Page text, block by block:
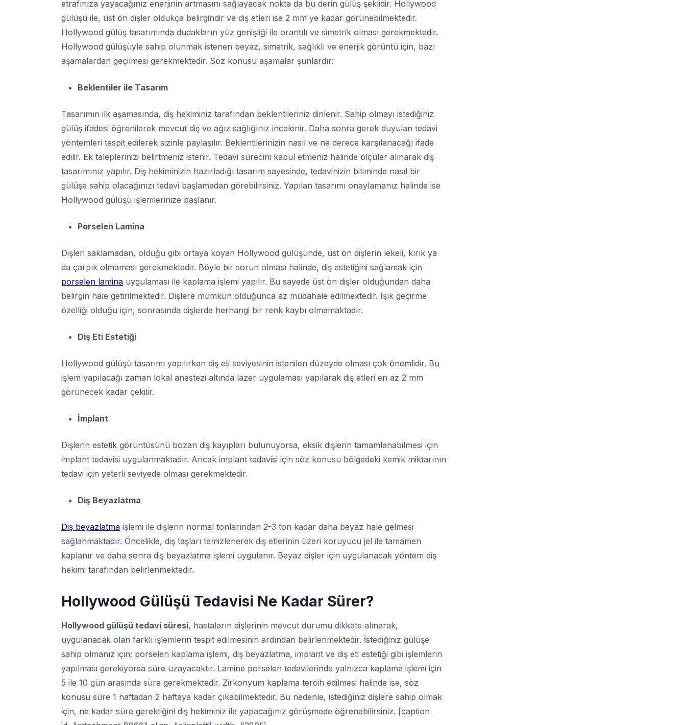
etrafınıza yayacağınız enerjinin artmasını sağlayacak nokta da bu derin gülüş şeklidir. Hollywood
gülüşü ile, üst ön dişler oldukça belirgindir ve diş etleri ise 2 mm'ye kadar görünebilmektedir.
Hollywood gülüş tasarımında dudakların yüz genişliği ile orantılı ve simetrik olması gerekmektedir.
Hollywood gülüşüyle sahip olunmak istenen beyaz, simetrik, sağlıklı ve enerjik görüntü için, bazı
aşamalardan geçilmesi gerekmektedir. Söz konusu aşamalar şunlardır:
Beklentiler ile Tasarım
Tasarımın ilk aşamasında, diş hekiminiz tarafından beklentileriniz dinlenir. Sahip olmayı istediğiniz
gülüş ifadesi öğrenilerek mevcut diş ve ağız sağlığınız incelenir. Daha sonra gerek duyulan tedavi
yöntemleri tespit edilerek sizinle paylaşılır. Beklentilerinizin nasıl ve ne derece karşılanacağı ifade
edilir. Ek taleplerinizi belirtmeniz istenir. Tedavi sürecini kabul etmeniz halinde ölçüler alınarak diş
tasarımınız yapılır. Diş hekiminizin hazırladığı tasarım sayesinde, tedavinizin bitiminde nasıl bir
gülüşe sahip olacağınızı tedavi başlamadan görebilirsiniz. Yapılan tasarımı onaylamanız halinde ise
Hollywood gülüşü işlemlerinize başlanır.
Porselen Lamina
Dişleri saklamadan, olduğu gibi ortaya koyan Hollywood gülüşünde, üst ön dişlerin lekeli, kırık ya
da çarpık olmaması gerekmektedir. Böyle bir sorun olması halinde, diş estetiğini sağlamak için
porselen lamina uygulaması ile kaplama işlemi yapılır. Bu sayede üst ön dişler olduğundan daha
belirgin hale getirilmektedir. Dişlere mümkün olduğunca az müdahale edilmektedir. Işık geçirme
özelliği olduğu için, sonrasında dişlerde herhangi bir renk kaybı olmamaktadır.
Diş Eti Estetiği
Hollywood gülüşü tasarımı yapılırken diş eti seviyesinin istenilen düzeyde olması çok önemlidir. Bu
işlem yapılacağı zaman lokal anestezi altında lazer uygulaması yapılarak diş etleri en az 2 mm
görünecek kadar çekilir.
İmplant
Dişlerin estetik görüntüsünü bozan diş kayıpları bulunuyorsa, eksik dişlerin tamamlanabilmesi için
implant tedavisi uygulanmaktadır. Ancak implant tedavisi için söz konusu bölgedeki kemik miktarının
tedavi için yeterli seviyede olması gerekmektedir.
Diş Beyazlatma
Diş beyazlatma işlemi ile dişlerin normal tonlarından 2-3 ton kadar daha beyaz hale gelmesi
sağlanmaktadır. Öncelikle, diş taşları temizlenerek diş etlerinin üzeri koruyucu jel ile tamamen
kaplanır ve daha sonra diş beyazlatma işlemi uygulanır. Beyaz dişler için uygulanacak yöntem diş
hekimi tarafından belirlenmektedir.
Hollywood Gülüşü Tedavisi Ne Kadar Sürer?
Hollywood gülüşü tedavi süresi, hastaların dişlerinin mevcut durumu dikkate alınarak,
uygulanacak olan farklı işlemlerin tespit edilmesinin ardından belirlenmektedir. İstediğiniz gülüşe
sahip olmanız için; porselen kaplama işlemi, diş beyazlatma, implant ve diş eti estetiği gibi işlemlerin
yapılması gerekiyorsa süre uzayacaktır. Lamine porselen tedavilerinde yalnızca kaplama işlemi için
5 ile 10 gün arasında süre gerekmektedir. Zirkonyum kaplama tercih edilmesi halinde ise, söz
konusu süre 1 haftadan 2 haftaya kadar çıkabilmektedir. Bu nedenle, istediğiniz dişlere sahip olmak
için, ne kadar süre gerektiğini diş hekiminiz ile yapacağınız görüşmede öğrenebilirsiniz. [caption